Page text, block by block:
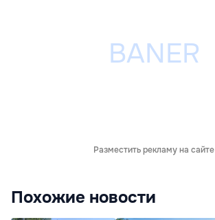
Разместить рекламу на сайте
Похожие новости